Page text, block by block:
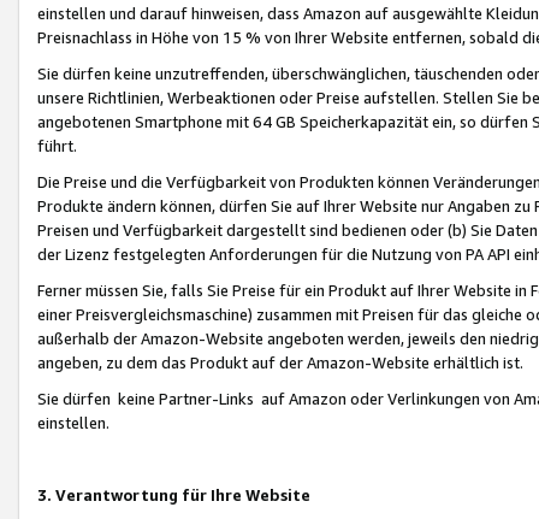
einstellen und darauf hinweisen, dass Amazon auf ausgewählte
Preisnachlass in Höhe von 15 % von Ihrer Website entfernen, sobald
Sie dürfen keine unzutreffenden, überschwänglichen, täuschenden
unsere Richtlinien, Werbeaktionen oder Preise aufstellen. Stellen Sie
angebotenen Smartphone mit 64 GB Speicherkapazität ein, so dürfen
führt.
Die Preise und die Verfügbarkeit von Produkten können
Produkte ändern können, dürfen Sie auf Ihrer Website nur Angaben
Preisen und Verfügbarkeit dargestellt sind bedienen oder (b) Sie
der Lizenz festgelegten Anforderungen für die Nutzung von PA API
Ferner müssen Sie, falls Sie Preise für ein Produkt auf Ihrer Website
einer Preisvergleichsmaschine) zusammen mit Preisen für das
außerhalb der Amazon-Website angeboten werden, jeweils den
angeben, zu dem das Produkt auf der Amazon-Website erhältlich ist.
Sie dürfen keine Partner-Links auf Amazon oder Verlinkungen von
einstellen.
3. Verantwortung für Ihre Website